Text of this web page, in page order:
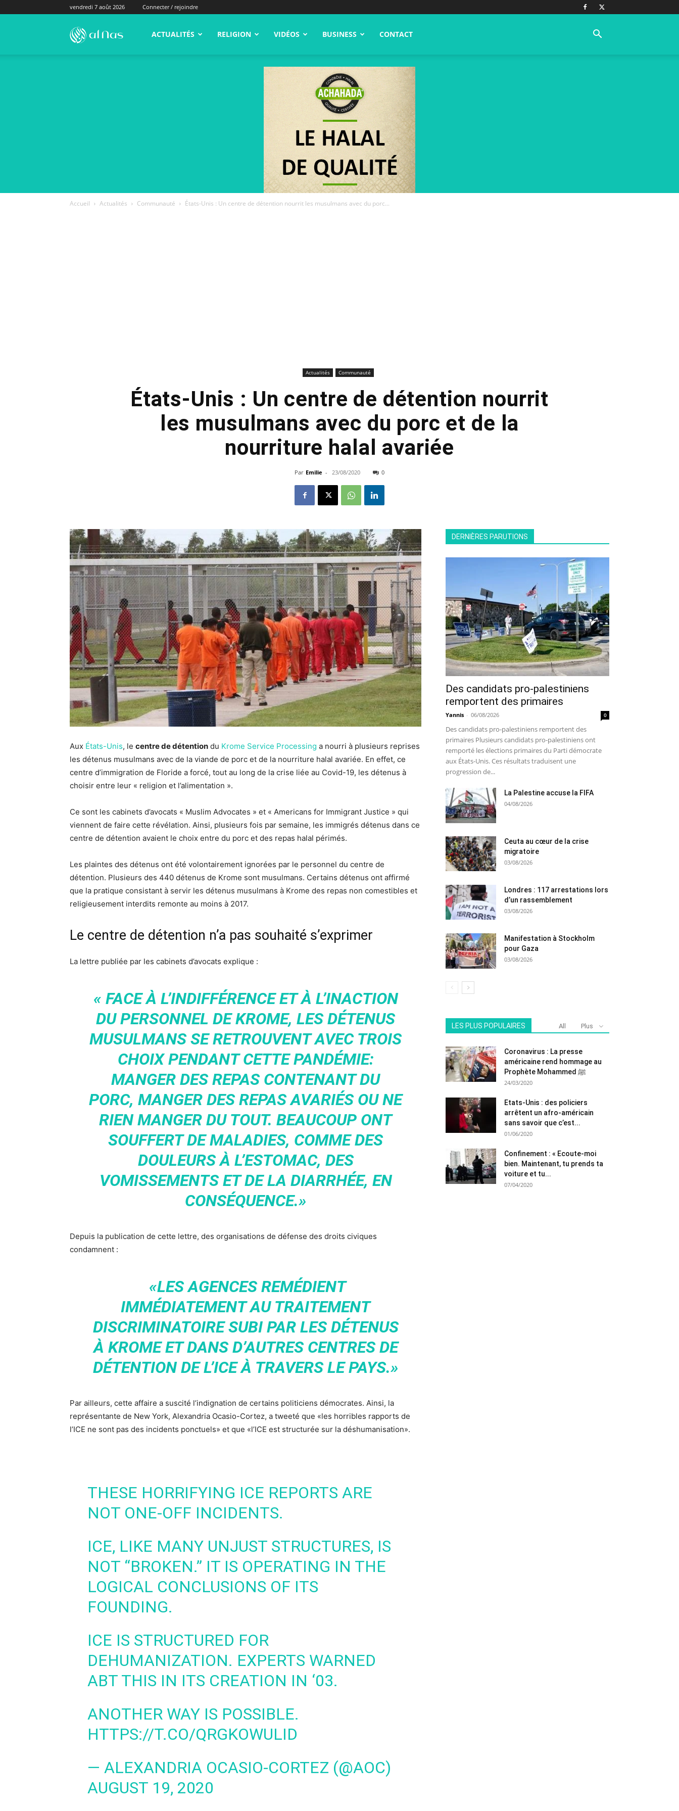
vendredi 7 août 2026 Connecter / rejoindre
alNas.fr ACTUALITÉS RELIGION VIDÉOS BUSINESS CONTACT
Accueil Actualités Communauté États-Unis : Un centre de détention nourrit les musulmans avec du porc...
Actualités Communauté
États-Unis : Un centre de détention nourrit
les musulmans avec du porc et de la
nourriture halal avariée
Par Emilie - 23/08/2020 0
Aux États-Unis, le centre de détention du Krome Service Processing a nourri à plusieurs reprises
les détenus musulmans avec de la viande de porc et de la nourriture halal avariée. En effet, ce
centre d’immigration de Floride a forcé, tout au long de la crise liée au Covid-19, les détenus à
choisir entre leur « religion et l’alimentation ».
Ce sont les cabinets d’avocats « Muslim Advocates » et « Americans for Immigrant Justice » qui
viennent de faire cette révélation. Ainsi, plusieurs fois par semaine, les immigrés détenus dans ce
centre de détention avaient le choix entre du porc et des repas halal périmés.
Les plaintes des détenus ont été volontairement ignorées par le personnel du centre de
détention. Plusieurs des 440 détenus de Krome sont musulmans. Certains détenus ont affirmé
que la pratique consistant à servir les détenus musulmans à Krome des repas non comestibles et
religieusement interdits remonte au moins à 2017.
Le centre de détention n’a pas souhaité s’exprimer
La lettre publiée par les cabinets d’avocats explique :
« FACE À L’INDIFFÉRENCE ET À L’INACTION
DU PERSONNEL DE KROME, LES DÉTENUS
MUSULMANS SE RETROUVENT AVEC TROIS
CHOIX PENDANT CETTE PANDÉMIE:
MANGER DES REPAS CONTENANT DU
PORC, MANGER DES REPAS AVARIÉS OU NE
RIEN MANGER DU TOUT. BEAUCOUP ONT
SOUFFERT DE MALADIES, COMME DES
DOULEURS À L’ESTOMAC, DES
VOMISSEMENTS ET DE LA DIARRHÉE, EN
CONSÉQUENCE.»
Depuis la publication de cette lettre, des organisations de défense des droits civiques
condamnent :
«LES AGENCES REMÉDIENT
IMMÉDIATEMENT AU TRAITEMENT
DISCRIMINATOIRE SUBI PAR LES DÉTENUS
À KROME ET DANS D’AUTRES CENTRES DE
DÉTENTION DE L’ICE À TRAVERS LE PAYS.»
Par ailleurs, cette affaire a suscité l’indignation de certains politiciens démocrates. Ainsi, la
représentante de New York, Alexandria Ocasio-Cortez, a tweeté que «les horribles rapports de
l’ICE ne sont pas des incidents ponctuels» et que «l’ICE est structurée sur la déshumanisation».
THESE HORRIFYING ICE REPORTS ARE
NOT ONE-OFF INCIDENTS.
ICE, LIKE MANY UNJUST STRUCTURES, IS
NOT “BROKEN.” IT IS OPERATING IN THE
LOGICAL CONCLUSIONS OF ITS
FOUNDING.
ICE IS STRUCTURED FOR
DEHUMANIZATION. EXPERTS WARNED
ABT THIS IN ITS CREATION IN ‘03.
ANOTHER WAY IS POSSIBLE.
HTTPS://T.CO/QRGKOWULID
— ALEXANDRIA OCASIO-CORTEZ (@AOC)
AUGUST 19, 2020
DERNIÈRES PARUTIONS
Des candidats pro-palestiniens
remportent des primaires
Yannis - 06/08/2026 0
Des candidats pro-palestiniens remportent des
primaires Plusieurs candidats pro-palestiniens ont
remporté les élections primaires du Parti démocrate
aux États-Unis. Ces résultats traduisent une
progression de...
La Palestine accuse la FIFA
04/08/2026
Ceuta au cœur de la crise
migratoire
03/08/2026
Londres : 117 arrestations lors
d’un rassemblement
03/08/2026
Manifestation à Stockholm
pour Gaza
03/08/2026
LES PLUS POPULAIRES All Plus
Coronavirus : La presse
américaine rend hommage au
Prophète Mohammed ﷺ
24/03/2020
Etats-Unis : des policiers
arrêtent un afro-américain
sans savoir que c’est...
01/06/2020
Confinement : « Ecoute-moi
bien. Maintenant, tu prends ta
voiture et tu...
07/04/2020